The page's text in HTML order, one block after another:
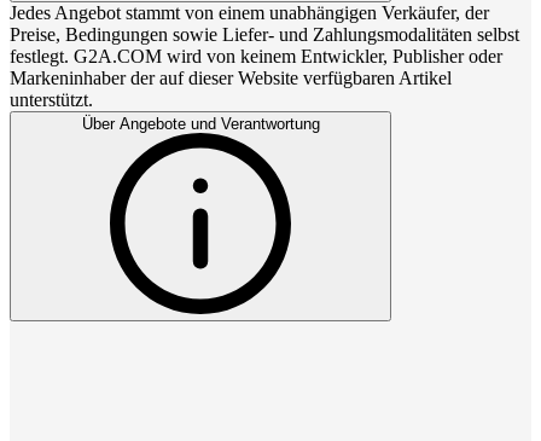
Jedes Angebot stammt von einem unabhängigen Verkäufer, der
Preise, Bedingungen sowie Liefer- und Zahlungsmodalitäten selbst
festlegt. G2A.COM wird von keinem Entwickler, Publisher oder
Markeninhaber der auf dieser Website verfügbaren Artikel
unterstützt.
Über Angebote und Verantwortung